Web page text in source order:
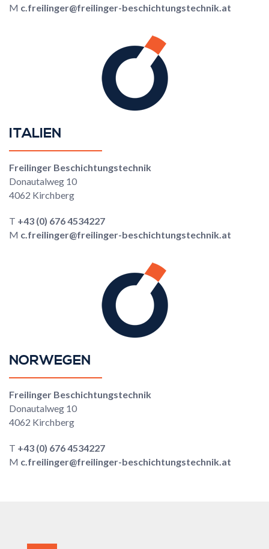
M c.freilinger@freilinger-beschichtungstechnik.at
ITALIEN
Freilinger Beschichtungstechnik
Donautalweg 10
4062 Kirchberg
T +43 (0) 676 4534227
M c.freilinger@freilinger-beschichtungstechnik.at
NORWEGEN
Freilinger Beschichtungstechnik
Donautalweg 10
4062 Kirchberg
T +43 (0) 676 4534227
M c.freilinger@freilinger-beschichtungstechnik.at